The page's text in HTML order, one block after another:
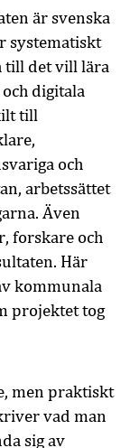
är svenska
systematiskt
till det vill lära
digitala
till
och
arbetssättet
Även
forskare och
Här
kommunala
projektet tog
men praktiskt
vad man
sig av